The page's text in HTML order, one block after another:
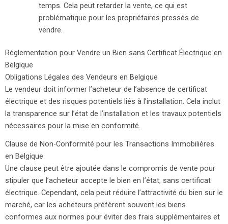
temps. Cela peut retarder la vente, ce qui est
problématique pour les propriétaires pressés de
vendre.
Réglementation pour Vendre un Bien sans Certificat Électrique en
Belgique
Obligations Légales des Vendeurs en Belgique
Le vendeur doit informer l’acheteur de l’absence de certificat
électrique et des risques potentiels liés à l’installation. Cela inclut
la transparence sur l’état de l’installation et les travaux potentiels
nécessaires pour la mise en conformité.
Clause de Non-Conformité pour les Transactions Immobilières
en Belgique
Une clause peut être ajoutée dans le compromis de vente pour
stipuler que l’acheteur accepte le bien en l’état, sans certificat
électrique. Cependant, cela peut réduire l’attractivité du bien sur le
marché, car les acheteurs préfèrent souvent les biens
conformes aux normes pour éviter des frais supplémentaires et